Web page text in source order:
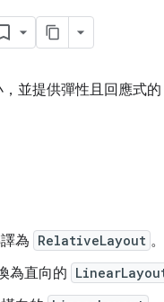
並提供彈性且回應式的
為 RelativeLayout 。
為直向的